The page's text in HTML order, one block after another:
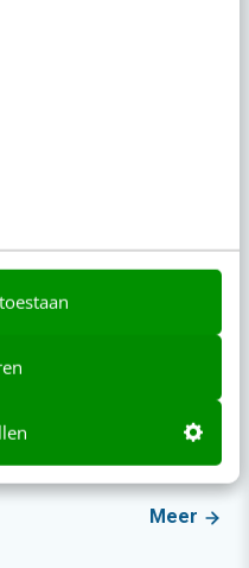
Doe de
duur, je biedt gewoon te
Meer